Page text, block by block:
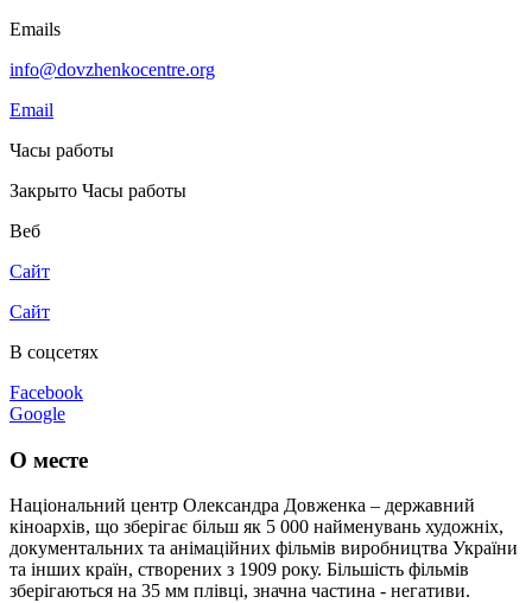
Emails
info@dovzhenkocentre.org
Email
Часы работы
Закрыто Часы работы
Веб
Сайт
Сайт
В соцсетях
Facebook
Google
О месте
Національний центр Олександра Довженка – державний
кіноархів, що зберігає більш як 5 000 найменувань художніх,
документальних та анімаційних фільмів виробництва України
та інших країн, створених з 1909 року. Більшість фільмів
зберігаються на 35 мм плівці, значна частина - негативи.